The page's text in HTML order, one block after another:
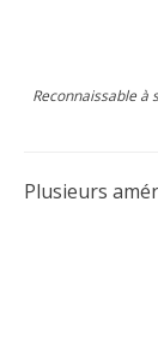
Reconnaissable à
Plusieurs